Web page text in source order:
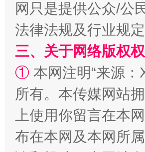
阿坝州三大球赛在茂县开幕
网只是提供公众/公
法律法规及行业规
三、关于网络版权
① 本网注明“来源
所有。本传媒网站
上使用你留言在本
布在本网及本网所